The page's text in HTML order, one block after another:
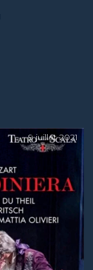
9 juillet 2021